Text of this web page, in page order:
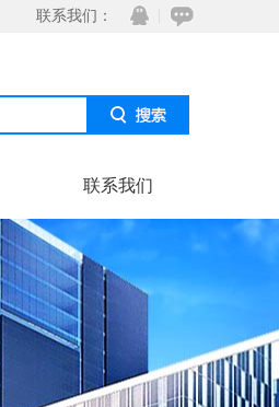
联系我们：
联系我们